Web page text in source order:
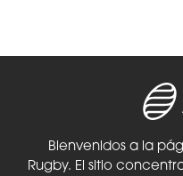
Bienvenidos a la
Rugby. El sitio